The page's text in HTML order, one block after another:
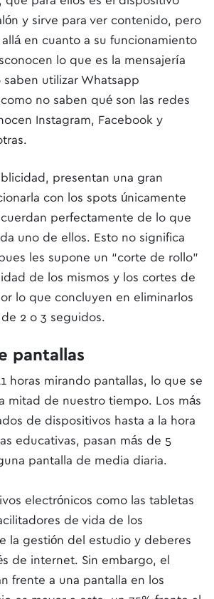
y sirve para ver contenido, pero
en cuanto a su funcionamiento
lo que es la mensajería
saben utilizar Whatsapp
no saben qué son las redes
Instagram, Facebook y
presentan una gran
con los spots únicamente
perfectamente de lo que
uno de ellos. Esto no significa
les supone un “corte de rollo”
de los mismos y los cortes de
lo que concluyen en eliminarlos
2 o 3 seguidos.
pantallas
horas mirando pantallas, lo que se
mitad de nuestro tiempo. Los más
de dispositivos hasta a la hora
educativas, pasan más de 5
pantalla de media diaria.
electrónicos como las tabletas
de vida de los
la gestión del estudio y deberes
de internet. Sin embargo, el
frente a una pantalla en los